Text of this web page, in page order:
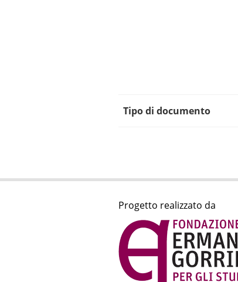
Tipo di documento
Progetto realizzato da